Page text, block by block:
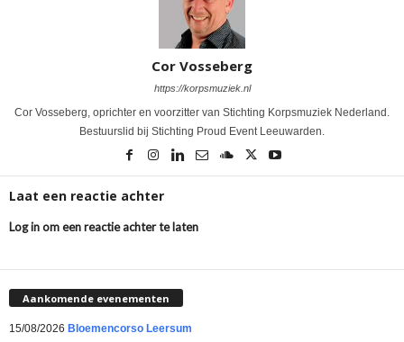
Cor Vosseberg
https://korpsmuziek.nl
Cor Vosseberg, oprichter en voorzitter van Stichting Korpsmuziek Nederland.
Bestuurslid bij Stichting Proud Event Leeuwarden.
Laat een reactie achter
Log in om een reactie achter te laten
Aankomende evenementen
15/08/2026 Bloemencorso Leersum